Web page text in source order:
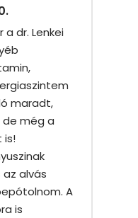
a dr. Lenkei
maradt,
de még a
is!
alvás
A
is